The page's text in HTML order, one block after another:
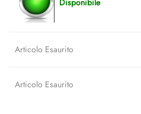
Articolo Esaurito
Articolo Esaurito